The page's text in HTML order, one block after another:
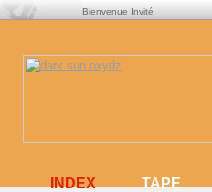
Bienvenue Invité
TAPE
INDEX
INDEX